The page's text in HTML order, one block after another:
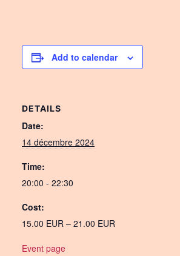
Add to calendar
DETAILS
Date:
14 décembre 2024
Time:
20:00 - 22:30
Cost:
15.00 EUR – 21.00 EUR
Event page